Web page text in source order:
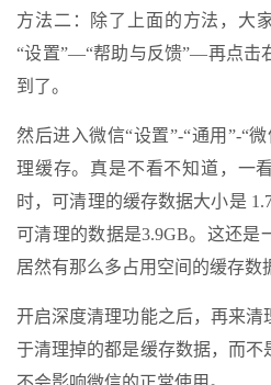
方法二：除了上面的方法，大
“设置”—“帮助与反馈”—再点击
到了。
然后进入微信“设置”-“通用”-“
理缓存。真是不看不知道，一
时，可清理的缓存数据大小是
可清理的数据是3.9GB。这还是
居然有那么多占用空间的缓存数
开启深度清理功能之后，再来清
于清理掉的都是缓存数据，而